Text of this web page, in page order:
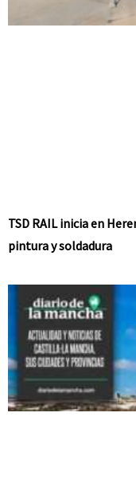
TSD RAIL inicia en
pintura y soldadura